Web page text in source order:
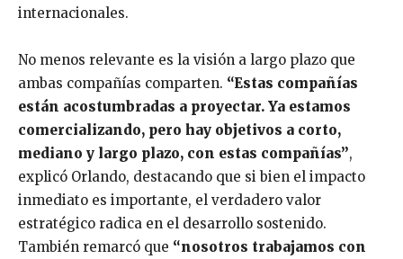
internacionales.
No menos relevante es la visión a largo plazo que
ambas compañías comparten. “Estas compañías
están acostumbradas a proyectar. Ya estamos
comercializando, pero hay objetivos a corto,
mediano y largo plazo, con estas compañías”,
explicó Orlando, destacando que si bien el impacto
inmediato es importante, el verdadero valor
estratégico radica en el desarrollo sostenido.
También remarcó que “nosotros trabajamos con